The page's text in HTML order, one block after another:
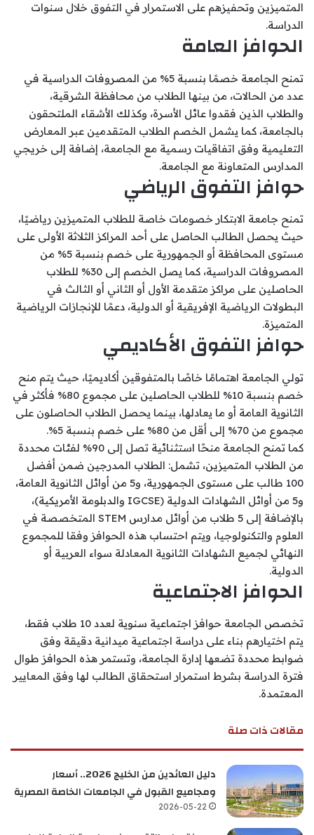
المتميزين وتحفيزهم على الاستمرار في التفوق خلال سنوات
الدراسة.
الحوافز العامة
تمنح الجامعة خصمًا بنسبة 5% من المصروفات الدراسية في
عدد من الحالات، من بينها الطلاب من محافظة الشرقية،
والطلاب الذين فقدوا عائل الأسرة، وكذلك الأشقاء الملتحقون
بالجامعة، كما يشمل الخصم الطلاب المتقدمين عبر المعارض
التعليمية وفق اتفاقيات رسمية مع الجامعة، إضافة إلى خريجي
المدارس المتعاونة مع الجامعة.
حوافز التفوق الرياضي
تمنح جامعة الابتكار خصومات خاصة للطلاب المتميزين رياضيًا،
حيث يحصل الطالب الحاصل على أحد المراكز الثلاثة الأولى على
مستوى المحافظة أو الجمهورية على خصم بنسبة 5% من
المصروفات الدراسية، كما يصل الخصم إلى 30% للطلاب
الحاصلين على مراكز متقدمة الأول أو الثاني أو الثالث في
البطولات الرياضية الإفريقية أو الدولية، دعمًا للإنجازات الرياضية
المتميزة.
حوافز التفوق الأكاديمي
تولي الجامعة اهتمامًا خاصًا بالمتفوقين أكاديميًا، حيث يتم منح
خصم بنسبة 10% للطلاب الحاصلين على مجموع 80% فأكثر في
الثانوية العامة أو ما يعادلها، بينما يحصل الطلاب الحاصلون على
مجموع من 70% إلى أقل من 80% على خصم بنسبة 5%.
كما تمنح الجامعة منحًا استثنائية تصل إلى 90% لفئات محددة
من الطلاب المتميزين، تشمل: الطلاب المدرجين ضمن أفضل
100 طالب على مستوى الجمهورية، و5 من أوائل الثانوية العامة،
و5 من أوائل الشهادات الدولية (IGCSE والدبلومة الأمريكية)،
بالإضافة إلى 5 طلاب من أوائل مدارس STEM المتخصصة في
العلوم والتكنولوجيا، ويتم احتساب هذه الحوافز وفقا للمجموع
النهائي لجميع الشهادات الثانوية المعادلة سواء العربية أو
الدولية.
الحوافز الاجتماعية
تخصص الجامعة حوافز اجتماعية سنوية لعدد 10 طلاب فقط،
يتم اختيارهم بناء على دراسة اجتماعية ميدانية دقيقة وفق
ضوابط محددة تضعها إدارة الجامعة، وتستمر هذه الحوافز طوال
فترة الدراسة بشرط استمرار استحقاق الطالب لها وفق المعايير
المعتمدة.
مقالات ذات صلة
دليل العائدين من الخليج 2026.. أسعار
ومجاميع القبول في الجامعات الخاصة المصرية
2026-05-22